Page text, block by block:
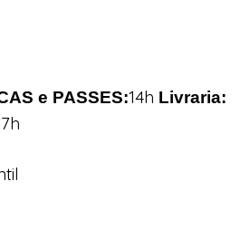
e PASSES:14h Livraria: